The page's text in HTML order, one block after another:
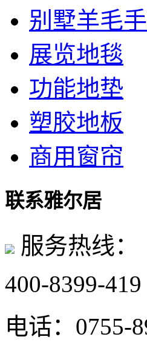
别墅羊毛
展览地毯
功能地垫
塑胶地板
商用窗帘
联系雅尔居
服务热线：
400-8399-419
电话： 0755-